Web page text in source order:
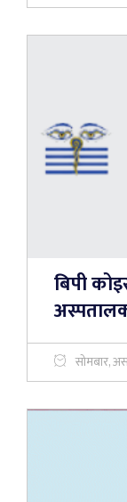
बिपी
सोमबार,